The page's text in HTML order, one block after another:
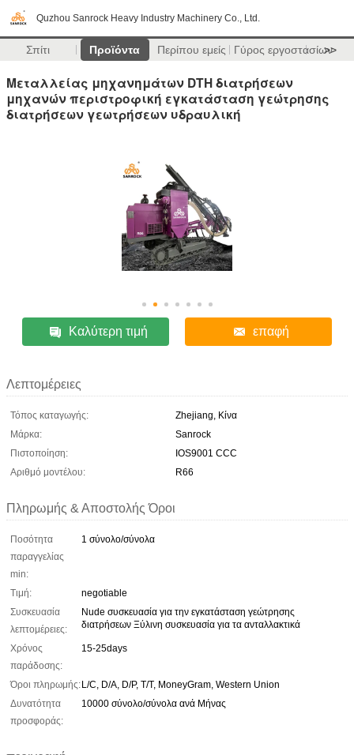
Quzhou Sanrock Heavy Industry Machinery Co., Ltd.
Σπίτι Προϊόντα Περίπου εμείς Γύρος εργοστασίων
>>
Μεταλλείας μηχανημάτων DTH διατρήσεων
μηχανών περιστροφική εγκατάσταση γεώτρησης
διατρήσεων γεωτρήσεων υδραυλική
Καλύτερη τιμή επαφή
Λεπτομέρειες
Τόπος καταγωγής:
Zhejiang, Κίνα
Μάρκα:
Sanrock
Πιστοποίηση:
IOS9001 CCC
Αριθμό μοντέλου:
R66
Πληρωμής & Αποστολής Όροι
Ποσότητα
παραγγελίας
min:
1 σύνολο/σύνολα
Τιμή:
negotiable
Συσκευασία
λεπτομέρειες:
Nude συσκευασία για την εγκατάσταση γεώτρησης
διατρήσεων Ξύλινη συσκευασία για τα ανταλλακτικά
Χρόνος
παράδοσης:
15-25days
Όροι πληρωμής:L/C, D/A, D/P, T/T, MoneyGram, Western Union
Δυνατότητα
προσφοράς:
10000 σύνολο/σύνολα ανά Μήνας